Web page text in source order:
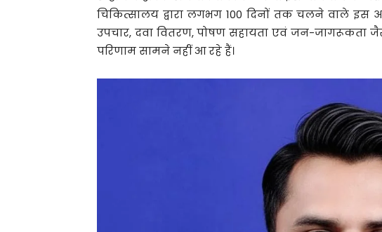
चिकित्सालय द्वारा लगभग 100 दिनों तक चलने वाले इस
उपचार, दवा वितरण, पोषण सहायता एवं जन-जागरूकता
परिणाम सामने नहीं आ रहे हैं।